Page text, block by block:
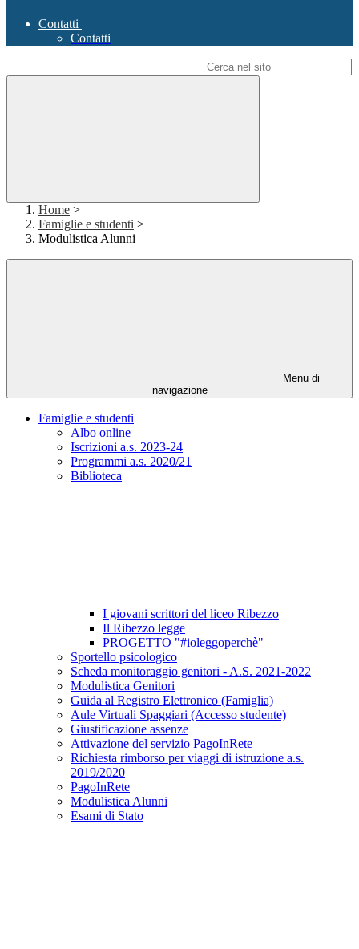
Contatti
Contatti
Home >
Famiglie e studenti >
Modulistica Alunni
Menu di
navigazione
Famiglie e studenti
Albo online
Iscrizioni a.s. 2023-24
Programmi a.s. 2020/21
Biblioteca
I giovani scrittori del liceo Ribezzo
Il Ribezzo legge
PROGETTO "#ioleggoperchè"
Sportello psicologico
Scheda monitoraggio genitori - A.S. 2021-2022
Modulistica Genitori
Guida al Registro Elettronico (Famiglia)
Aule Virtuali Spaggiari (Accesso studente)
Giustificazione assenze
Attivazione del servizio PagoInRete
Richiesta rimborso per viaggi di istruzione a.s.
2019/2020
PagoInRete
Modulistica Alunni
Esami di Stato